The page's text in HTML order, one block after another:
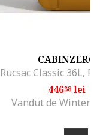
CABINZERO
Rucsac Classic 36L,
44638lei
Vandut de Winter